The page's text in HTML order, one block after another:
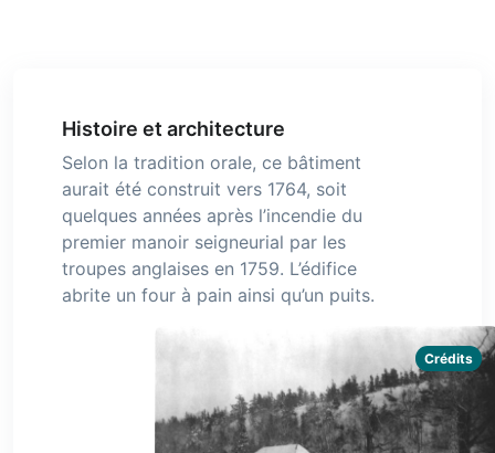
Histoire et architecture
Selon la tradition orale, ce bâtiment
aurait été construit vers 1764, soit
quelques années après l’incendie du
premier manoir seigneurial par les
troupes anglaises en 1759. L’édifice
abrite un four à pain ainsi qu’un puits.
Crédits